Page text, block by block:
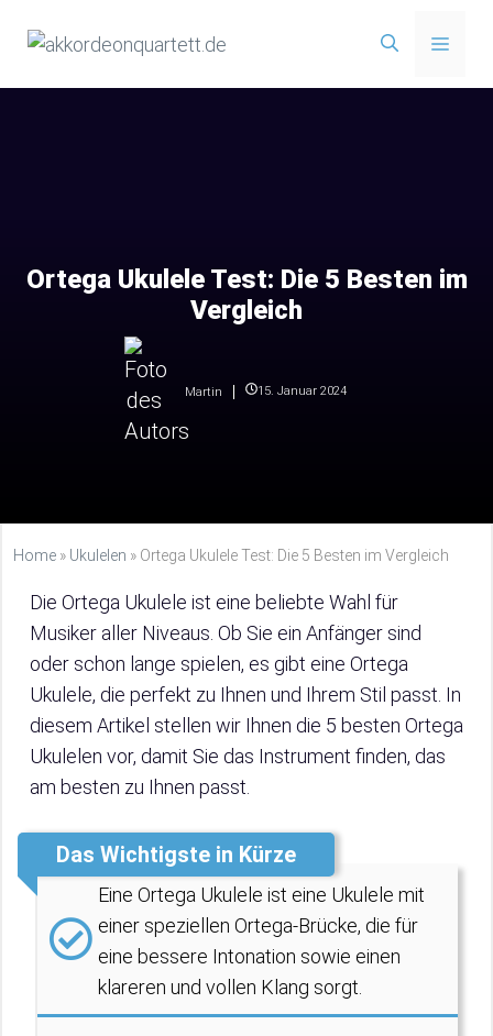
Inhalt
Menü
Ortega Ukulele Test: Die 5 Besten im
Vergleich
Martin 15. Januar 2024
Home » Ukulelen » Ortega Ukulele Test: Die 5 Besten im Vergleich
Die Ortega Ukulele ist eine beliebte Wahl für
Musiker aller Niveaus. Ob Sie ein Anfänger sind
oder schon lange spielen, es gibt eine Ortega
Ukulele, die perfekt zu Ihnen und Ihrem Stil passt. In
diesem Artikel stellen wir Ihnen die 5 besten Ortega
Ukulelen vor, damit Sie das Instrument finden, das
am besten zu Ihnen passt.
Das Wichtigste in Kürze
Eine Ortega Ukulele ist eine Ukulele mit
einer speziellen Ortega-Brücke, die für
eine bessere Intonation sowie einen
klareren und vollen Klang sorgt.